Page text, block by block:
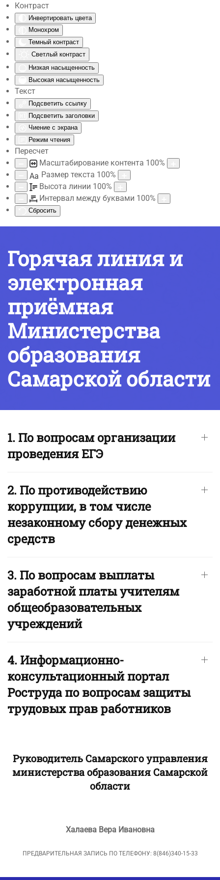
Контраст
Инвертировать цвета
Монохром
Темный контраст
Светлый контраст
Низкая насыщенность
Высокая насыщенность
Текст
Подсветить ссылку
Подсветить заголовки
Чиение с экрана
Режим чтения
Пересчет
Масштабирование контента 100%
Aa Размер текста 100%
Высота линии 100%
Интервал между буквами 100%
Сбросить
Skip to main content
Горячая линия и
электронная
приёмная
Министерства
образования
Самарской области
1. По вопросам организации
проведения ЕГЭ
2. По противодействию
коррупции, в том числе
незаконному сбору денежных
средств
3. По вопросам выплаты
заработной платы учителям
общеобразовательных
учреждений
4. Информационно-
консультационный портал
Роструда по вопросам защиты
трудовых прав работников
Руководитель Самарского управления
министерства образования Самарской
области
Халаева Вера Ивановна
ПРЕДВАРИТЕЛЬНАЯ ЗАПИСЬ ПО ТЕЛЕФОНУ: 8(846)340-15-33